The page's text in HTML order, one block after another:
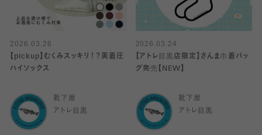
2026.03.26
【pickup】むくみスッキリ！？美着圧
ハイソックス
靴下屋
アトレ目黒
2026.03.24
【アトレ目黒店限定】さんま巾着バッ
グ発売【NEW】
靴下屋
アトレ目黒